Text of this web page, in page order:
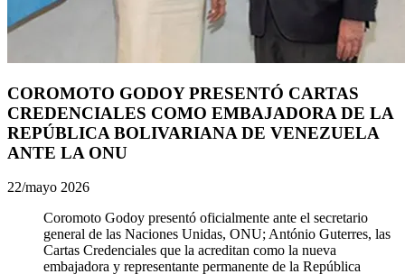
COROMOTO GODOY PRESENTÓ CARTAS
CREDENCIALES COMO EMBAJADORA DE LA
REPÚBLICA BOLIVARIANA DE VENEZUELA
ANTE LA ONU
22/mayo 2026
Coromoto Godoy presentó oficialmente ante el secretario
general de las Naciones Unidas, ONU; António Guterres, las
Cartas Credenciales que la acreditan como la nueva
embajadora y representante permanente de la República